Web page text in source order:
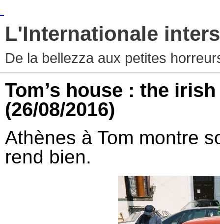
L'Internationale
De la bellezza aux petites
Tom’s house : the
(26/08/2016)
Athènes à Tom montre
rend bien.